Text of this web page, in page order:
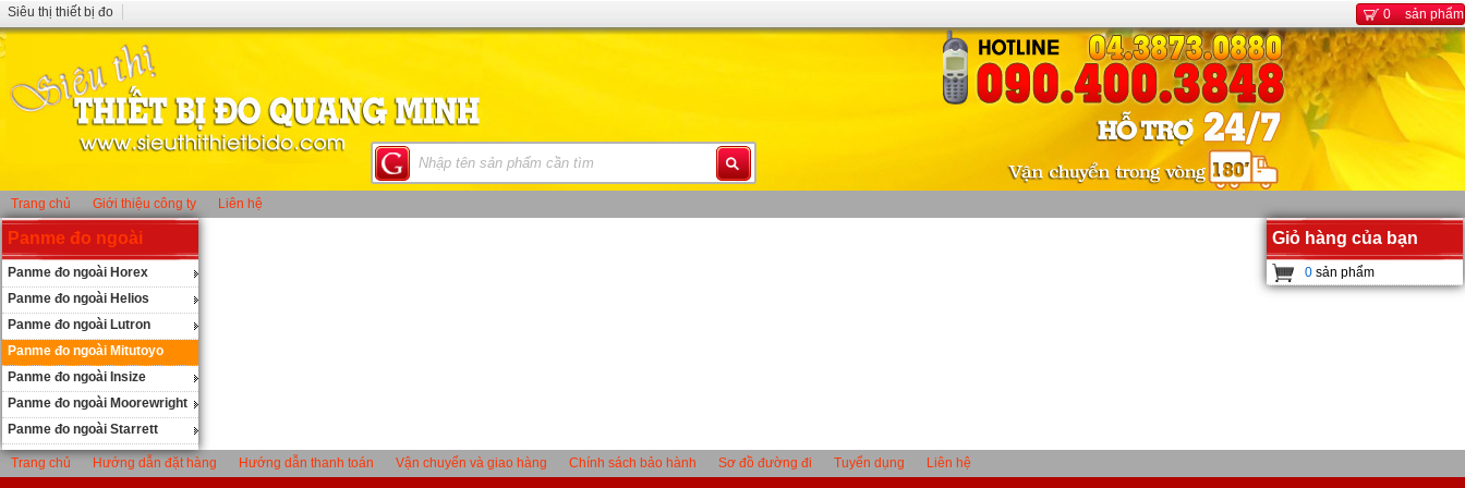
Siêu thị thiết bị đo 0 sản phẩm
Trang chủ Giới thiệu công ty Liên hệ
Panme đo ngoài
Panme đo ngoài Horex
Panme đo ngoài Helios
Panme đo ngoài Lutron
Panme đo ngoài Mitutoyo
Panme đo ngoài Insize
Panme đo ngoài Moorewright
Panme đo ngoài Starrett
Giỏ hàng của bạn
0 sản phẩm
Trang chủ Hướng dẫn đặt hàng Hướng dẫn thanh toán Vận chuyển và giao hàng Chính sách bảo hành Sơ đồ đường đi Tuyển dụng Liên hệ